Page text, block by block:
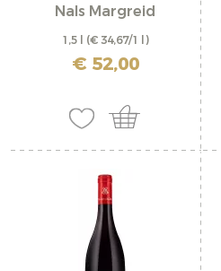
Nals Margreid
1,5 l (€ 34,67/1 l)
inkl. MwSt. zzgl. Versandkosten
€ 52,00